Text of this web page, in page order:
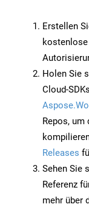
Erstellen
Holen Sie
Cloud-
Repos, um
Releases
Sehen Sie
Referenz
mehr über